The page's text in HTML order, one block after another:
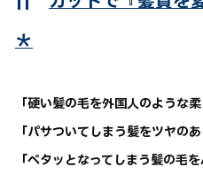
＊
「硬い髪の毛を外国人のような
「パサついてしまう髪をツヤの
「ペタッとなってしまう髪の毛